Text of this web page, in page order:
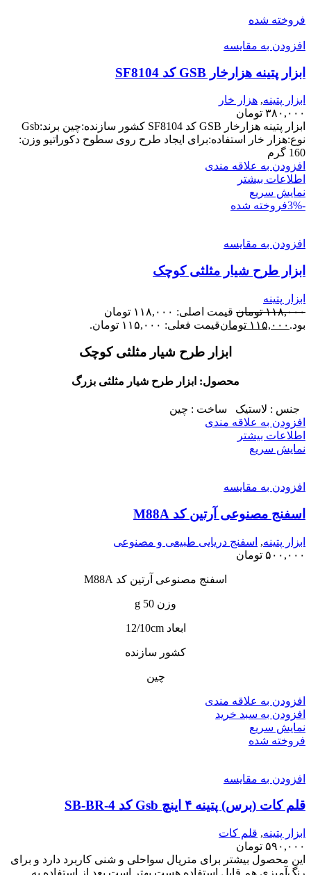
فروخته شده
افزودن به مقایسه
ابزار پتینه هزارخار GSB کد SF8104
ابزار پتینه, هزار خار
۳۸۰,۰۰۰ تومان
ابزار پتینه هزارخار GSB کد SF8104 کشور سازنده:چین برند:Gsb
نوع:هزار خار استفاده:برای ایجاد طرح روی سطوح دکوراتیو وزن:
160 گرم
افزودن به علاقه مندی
اطلاعات بیشتر
نمایش سریع
-3%
فروخته شده
افزودن به مقایسه
ابزار طرح شیار مثلثی کوچک
ابزار پتینه
۱۱۸,۰۰۰ تومان
قیمت اصلی: ۱۱۸,۰۰۰ تومان
بود. ۱۱۵,۰۰۰ تومانقیمت فعلی: ۱۱۵,۰۰۰ تومان.
ابزار طرح شیار مثلثی کوچک
محصول: ابزار طرح شیار مثلثی بزرگ
جنس : لاستیک ساخت : چین
افزودن به علاقه مندی
اطلاعات بیشتر
نمایش سریع
افزودن به مقایسه
اسفنج مصنوعی آرتین کد M88A
ابزار پتینه, اسفنج دریایی طبیعی و مصنوعی
۵۰۰,۰۰۰ تومان
اسفنج مصنوعی آرتین کد M88A
وزن 50 g
ابعاد 12/10cm
کشور سازنده
چین
افزودن به علاقه مندی
افزودن به سبد خرید
نمایش سریع
فروخته شده
افزودن به مقایسه
قلم کات (برس) پتینه ۴ اینچ Gsb کد SB-BR-4
ابزار پتینه, قلم کات
۵۹۰,۰۰۰ تومان
این محصول بیشتر برای متریال سواحلی و شنی کاربرد دارد و برای
رنگ‌آمیزی هم قابل استفاده هست بهتر است بعد از استفاده به